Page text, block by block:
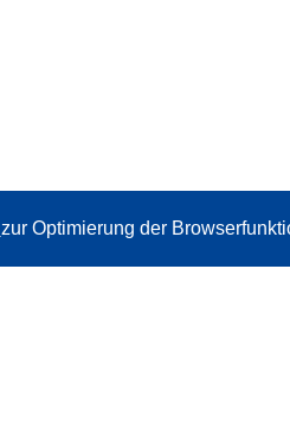
zur Optimierung der